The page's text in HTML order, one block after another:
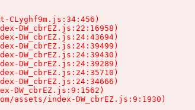
CLyghf9m.js:34:456)
DW_cbrEZ.js:22:16958)
DW_cbrEZ.js:24:43694)
DW_cbrEZ.js:24:39499)
DW_cbrEZ.js:24:39430)
DW_cbrEZ.js:24:39289)
DW_cbrEZ.js:24:35710)
DW_cbrEZ.js:24:34666)
DW_cbrEZ.js:9:1562)
assets/index-DW_cbrEZ.js:9:1930)